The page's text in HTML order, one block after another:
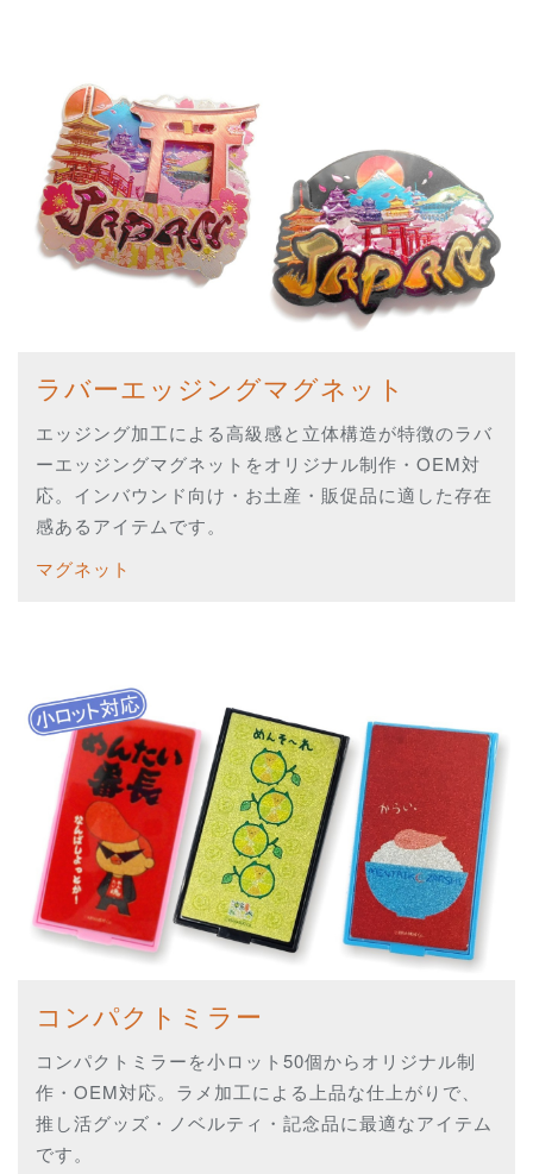
ラバーエッジングマグネット
エッジング加工による高級感と立体構造が特徴のラバ
ーエッジングマグネットをオリジナル制作・OEM対
応。インバウンド向け・お土産・販促品に適した存在
感あるアイテムです。
マグネット
コンパクトミラー
コンパクトミラーを小ロット50個からオリジナル制
作・OEM対応。ラメ加工による上品な仕上がりで、
推し活グッズ・ノベルティ・記念品に最適なアイテム
です。